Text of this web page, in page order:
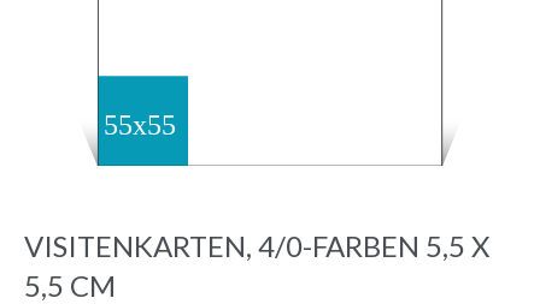
VISITENKARTEN, 4/0-FARBEN 5,5 X
5,5 CM